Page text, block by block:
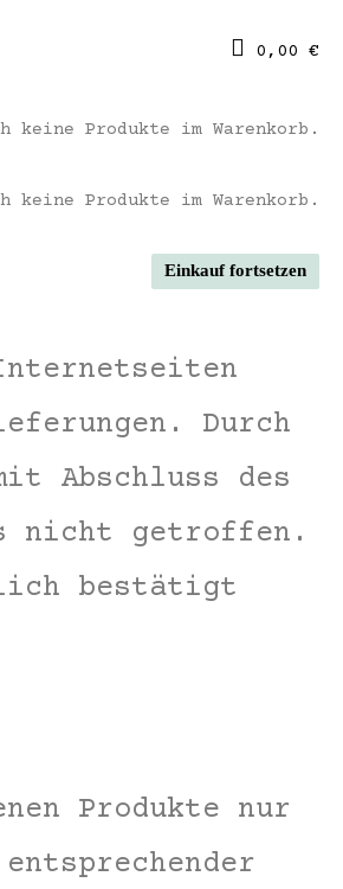
0,00 €
keine Produkte im Warenkorb.
keine Produkte im Warenkorb.
Einkauf fortsetzen
Durch
Abschluss des
nicht getroffen.
bestätigt
Produkte nur